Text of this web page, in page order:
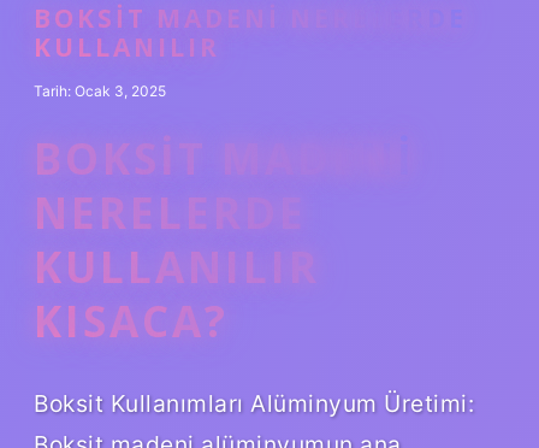
BOKSIT MADENI NERELERDE
KULLANILIR
Tarih: Ocak 3, 2025
BOKSIT MADENI
NERELERDE
KULLANILIR
KISACA?
Boksit Kullanımları Alüminyum Üretimi: